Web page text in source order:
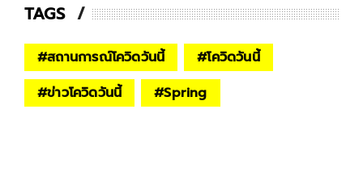
TAGS
#สถานการณ์โควิดวันนี้ #โควิดวันนี้
#ข่าวโควิดวันนี้ #Spring